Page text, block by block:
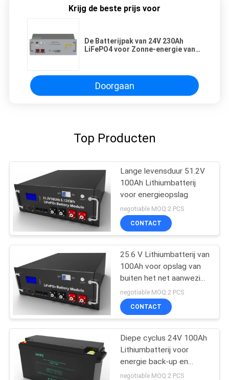
Krijg de beste prijs voor
De Batterijpak van 24V 230Ah
LiFePO4 voor Zonne-energie van
Doorgaan
Top Producten
Lange levensduur 51.2V
100Ah Lithiumbatterij
voor energieopslag
negotiable MOQ:2 PCS
CONTACT
25.6 V Lithiumbatterij van
100Ah voor opslag van
buiten het net aanwezige
zonne-energie
negotiable MOQ:2 PCS
CONTACT
Diepe cyclus 24V 100Ah
Lithiumbatterij voor
energie back-up en
energieopslag
negotiable MOQ:2 PCS